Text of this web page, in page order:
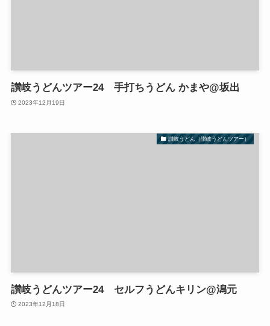
讃岐うどんツアー24 手打ちうどん かまや@坂出
2023年12月19日
讃岐うどん（讃岐うどんツアー）
讃岐うどんツアー24 セルフうどんキリン@潟元
2023年12月18日